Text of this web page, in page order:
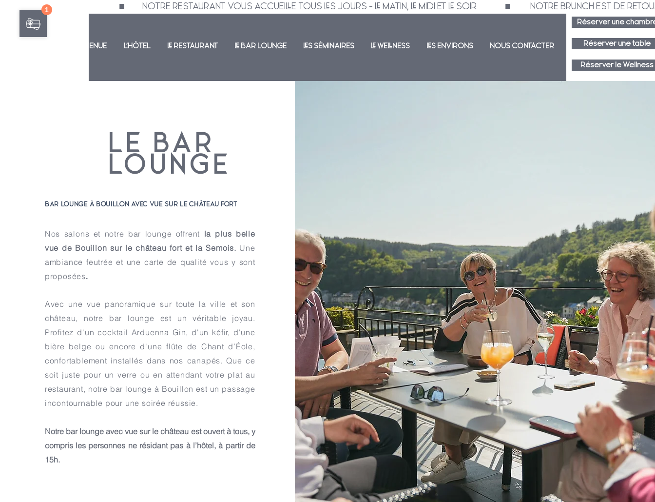
■         NOTRE RESTAURANT VOUS ACCUEILLE TOUS LES JOURS - LE MATIN, LE MIDI ET LE SOIR.              ■
Réserver une
BIENVENUE L'HÔTEL LE RESTAURANT LE BAR LOUNGE LES SÉMINAIRES LE WELLNESS LES ENVIRONS NOUS CONTACTER Réserver une table
Réserver le Wellness
LE BAR
LOUNGE
BAR LOUNGE À BOUILLON AVEC VUE SUR LE CHÂTEAU FORT
Nos salons et notre bar lounge offrent la plus belle
vue de Bouillon sur le château fort et la Semois. Une
ambiance feutrée et une carte de qualité vous y sont
proposées.
Avec une vue panoramique sur toute la ville et son
château, notre bar lounge est un véritable joyau.
Profitez d'un cocktail Arduenna Gin, d'un kéfir, d'une
bière belge ou encore d'une flûte de Chant d’Éole,
confortablement installés dans nos canapés. Que ce
soit juste pour un verre ou en attendant votre plat au
restaurant, notre bar lounge à Bouillon est un passage
incontournable pour une soirée réussie.
Notre bar lounge avec vue sur le château est ouvert à tous, y
compris les personnes ne résidant pas à l’hôtel, à partir de
15h.